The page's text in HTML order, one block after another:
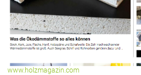
www.holzmagazin.com